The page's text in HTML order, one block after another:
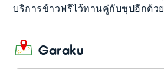
บริการข้าวฟรีไว้ทานคู่กับซุปอีกด้วย
Garaku